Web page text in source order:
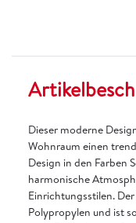
Dieser moderne
Wohnraum einen
Design in den Farben
harmonische
Einrichtungsstilen.
Polypropylen und ist